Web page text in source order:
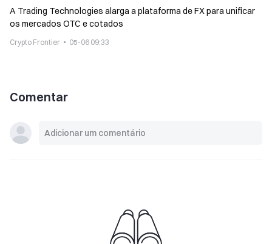
A Trading Technologies alarga a plataforma de FX para unificar
os mercados OTC e cotados
Crypto Frontier 05-06 09:33
Comentar